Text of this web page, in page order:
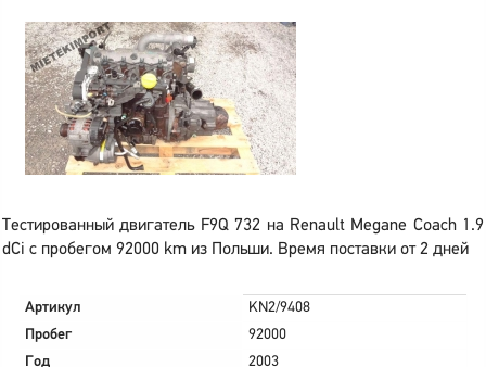
Тестированный двигатель F9Q 732 на Renault Megane Coach 1.9
dCi с пробегом 92000 km из Польши. Время поставки от 2 дней
Артикул
KN2/9408
Пробег
92000
Год
2003